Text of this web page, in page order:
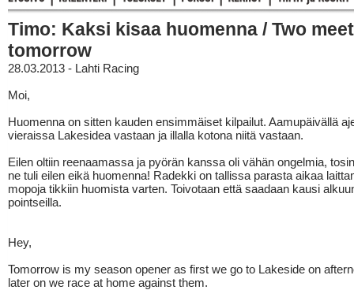
Timo: Kaksi kisaa huomenna / Two
tomorrow
28.03.2013 - Lahti Racing
Moi,
Huomenna on sitten kauden ensimmäiset kilpailut. Aamupäivällä
vieraissa Lakesidea vastaan ja illalla kotona niitä vastaan.
Eilen oltiin reenaamassa ja pyörän kanssa oli vähän ongelmia,
ne tuli eilen eikä huomenna! Radekki on tallissa parasta aikaa
mopoja tikkiin huomista varten. Toivotaan että saadaan kausi
pointseilla.
Hey,
Tomorrow is my season opener as first we go to Lakeside on
later on we race at home against them.